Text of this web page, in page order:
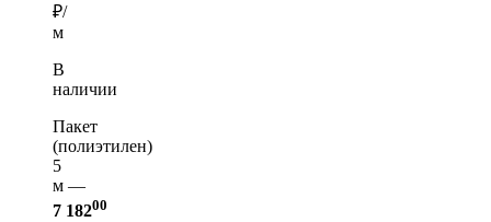
₽/
м
В
наличии
Пакет
(полиэтилен)
5
м —
7 18200